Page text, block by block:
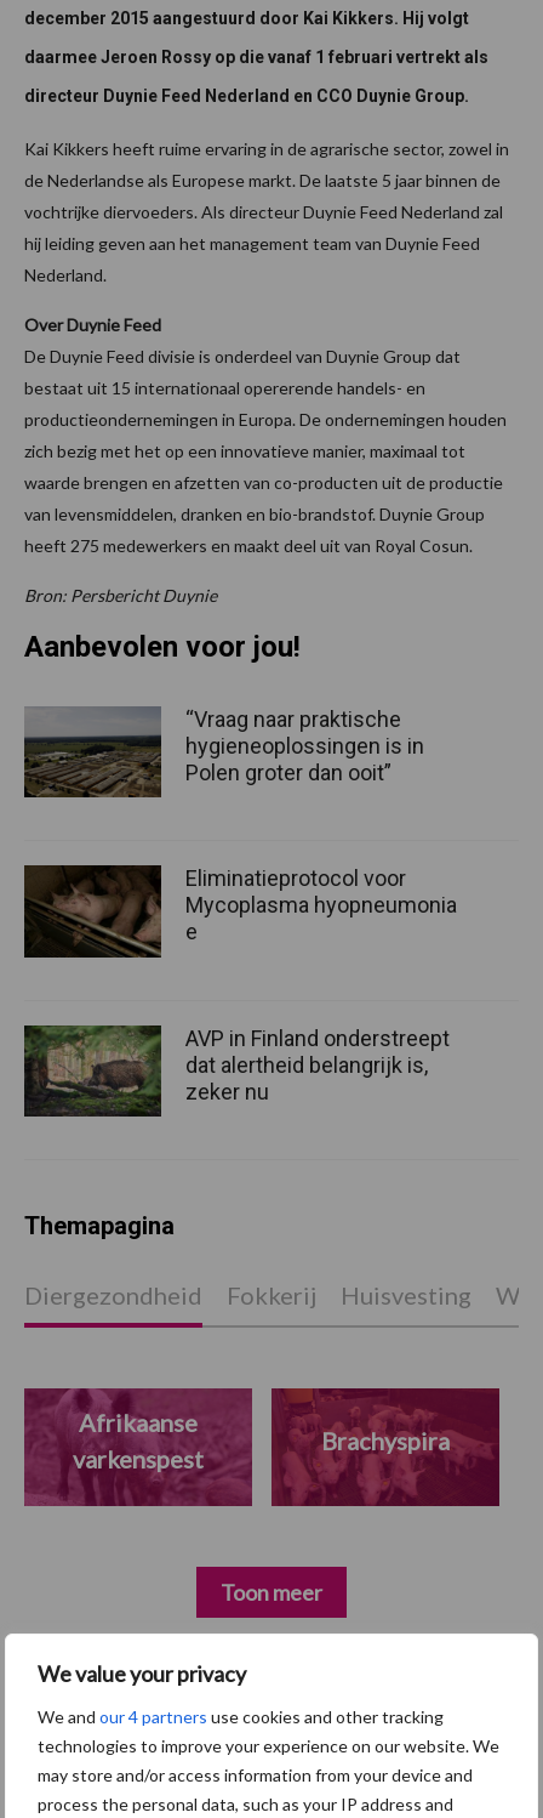
We value your privacy
We and our 4 partners use cookies and other tracking
technologies to improve your experience on our website. We
may store and/or access information from your device and
process the personal data, such as your IP address and
december 2015 aangestuurd door Kai Kikkers. Hij volgt
daarmee Jeroen Rossy op die vanaf 1 februari vertrekt als
directeur Duynie Feed Nederland en CCO Duynie Group.
Kai Kikkers heeft ruime ervaring in de agrarische sector, zowel in
de Nederlandse als Europese markt. De laatste 5 jaar binnen de
vochtrijke diervoeders. Als directeur Duynie Feed Nederland zal
hij leiding geven aan het management team van Duynie Feed
Nederland.
Over Duynie Feed
De Duynie Feed divisie is onderdeel van Duynie Group dat
bestaat uit 15 internationaal opererende handels- en
productieondernemingen in Europa. De ondernemingen houden
zich bezig met het op een innovatieve manier, maximaal tot
waarde brengen en afzetten van co-producten uit de productie
van levensmiddelen, dranken en bio-brandstof. Duynie Group
heeft 275 medewerkers en maakt deel uit van Royal Cosun.
Bron: Persbericht Duynie
Primaire
Sidebar
Recent nieuws Partner nieuws
5 aug
“Vraag naar praktische
hygieneoplossingen is in Polen
Aanbevolen voor jou!
“Vraag naar praktische
hygieneoplossingen is in
Polen groter dan ooit”
Eliminatieprotocol voor
Mycoplasma hyopneumonia
e
AVP in Finland onderstreept
dat alertheid belangrijk is,
zeker nu
Themapagina
Diergezondheid Fokkerij Huisvesting
Afrikaanse
varkenspest
Brachyspira
Toon meer